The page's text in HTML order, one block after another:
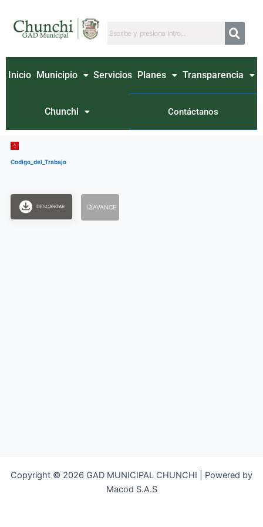
contenido
Inicio Municipio Servicios Planes Transparencia
Chunchi Contáctanos
Codigo_del_Trabajo
DESCARGAR AVANCE
Copyright © 2026 GAD MUNICIPAL CHUNCHI | Powered by
Macod S.A.S